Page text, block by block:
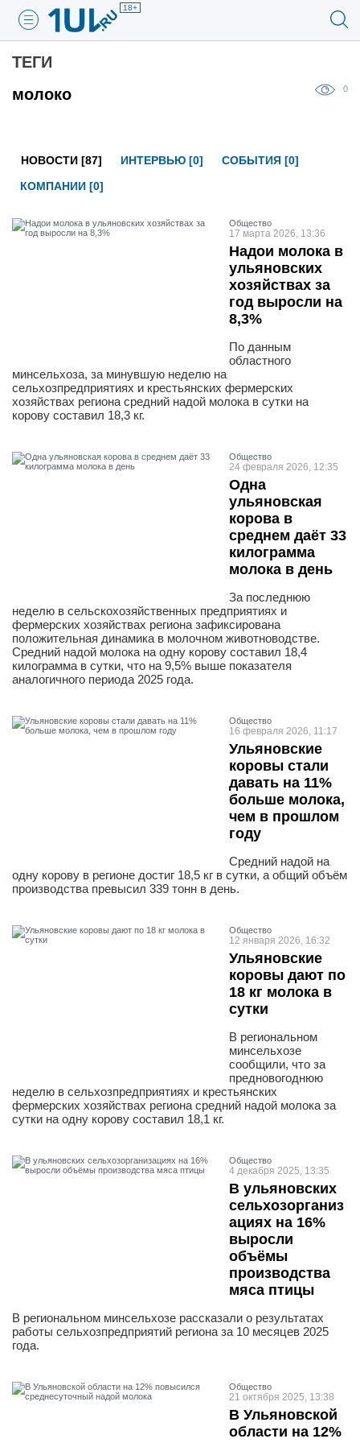
18+
ТЕГИ
молоко
0
НОВОСТИ [87] ИНТЕРВЬЮ [0]
СОБЫТИЯ [0]
КОМПАНИИ [0]
Общество
17 марта 2026, 13:36
Надои молока в
ульяновских
хозяйствах за
год выросли на
8,3%
По данным
областного
минсельхоза, за минувшую неделю на
сельхозпредприятиях и крестьянских фермерских
хозяйствах региона средний надой молока в сутки на
корову составил 18,3 кг.
Общество
24 февраля 2026, 12:35
Одна
ульяновская
корова в
среднем даёт 33
килограмма
молока в день
За последнюю
неделю в сельскохозяйственных предприятиях и
фермерских хозяйствах региона зафиксирована
положительная динамика в молочном животноводстве.
Средний надой молока на одну корову составил 18,4
килограмма в сутки, что на 9,5% выше показателя
аналогичного периода 2025 года.
Общество
16 февраля 2026, 11:17
Ульяновские
коровы стали
давать на 11%
больше молока,
чем в прошлом
году
Средний надой на
одну корову в регионе достиг 18,5 кг в сутки, а общий объём
производства превысил 339 тонн в день.
Общество
12 января 2026, 16:32
Ульяновские
коровы дают по
18 кг молока в
сутки
В региональном
минсельхозе
сообщили, что за
предновогоднюю
неделю в сельхозпредприятиях и крестьянских
фермерских хозяйствах региона средний надой молока за
сутки на одну корову составил 18,1 кг.
Общество
4 декабря 2025, 13:35
В ульяновских
сельхозорганиз
ациях на 16%
выросли
объёмы
производства
мяса птицы
В региональном минсельхозе рассказали о результатах
работы сельхозпредприятий региона за 10 месяцев 2025
года.
Общество
21 октября 2025, 13:38
В Ульяновской
области на 12%